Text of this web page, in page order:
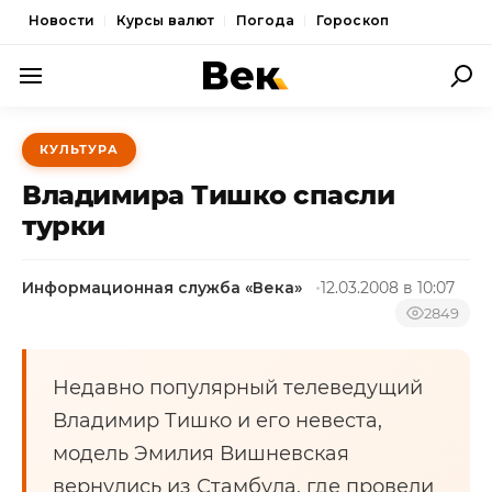
Новости Курсы валют Погода Гороскоп
ПОЛИТИКА
ЭКОНОМИКА
ОБЩЕСТВО
КУЛЬТУРА
НОВОСТИ
КУЛЬТУРА
Владимира Тишко спасли
турки
Информационная служба «Века» 12.03.2008 в 10:07
2849
Недавно популярный телеведущий
Владимир Тишко и его невеста,
модель Эмилия Вишневская
вернулись из Стамбула, где провели